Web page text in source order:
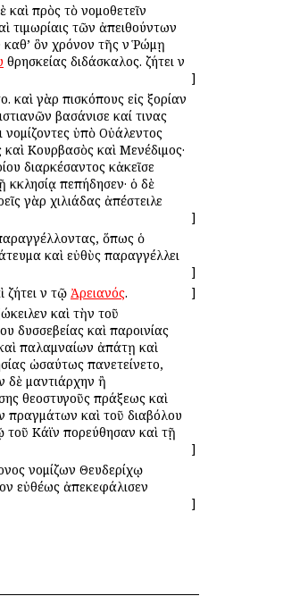
καὶ πρὸς τὸ νομοθετεῖν
τιμωρίαις τῶν ἀπειθούντων
καθ’ ὃν χρόνον τῆς ἐν Ῥώμῃ
θρησκείας διδάσκαλος. ζήτει ἐν
]
γὰρ ἐπισκόπους εἰς ἐξορίαν
ἐβασάνισε καί τινας
νομίζοντες ὑπὸ Οὐάλεντος
Κουρβασὸς καὶ Μενέδιμος·
διαρκέσαντος κἀκεῖσε
ἐπεπήδησεν· ὁ δὲ
γὰρ χιλιάδας ἀπέστειλε
]
ὅπως ὁ
καὶ εὐθὺς παραγγέλλει
]
ἐν τῷ Ἀρειανός.
]
καὶ τὴν τοῦ
δυσσεβείας καὶ παροινίας
παλαμναίων ἀπάτῃ καὶ
ὡσαύτως ἐπανετείνετο,
δὲ μαντιάρχην ἢ
θεοστυγοῦς πράξεως καὶ
πραγμάτων καὶ τοῦ διαβόλου
τοῦ Κάϊν ἐπορεύθησαν καὶ τῇ
]
νομίζων Θευδερίχῳ
εὐθέως ἀπεκεφάλισεν
]